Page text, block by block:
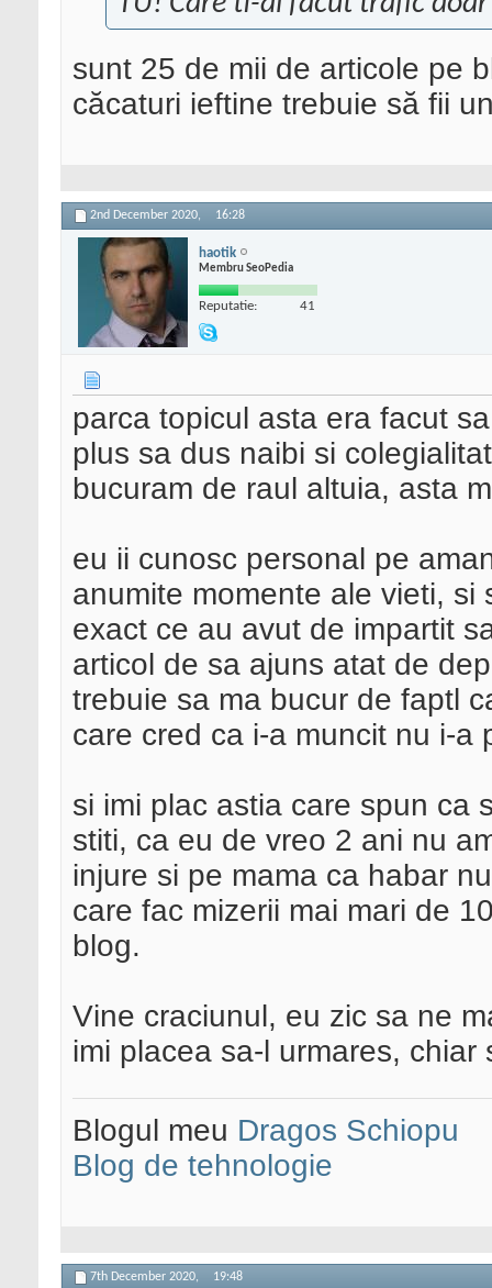
sunt 25 de mii de articole pe
căcaturi ieftine trebuie să fii
2nd December 2020, 16:28
haotik
Membru SeoPedia
Reputatie: 41
parca topicul asta era facut
plus sa dus naibi si
bucuram de raul altuia, asta
eu ii cunosc personal pe
anumite momente ale vieti,
exact ce au avut de impartit
articol de sa ajuns atat de
trebuie sa ma bucur de faptl
care cred ca i-a muncit nu i-a
si imi plac astia care spun ca
stiti, ca eu de vreo 2 ani nu
injure si pe mama ca habar
care fac mizerii mai mari de
blog.
Vine craciunul, eu zic sa ne
imi placea sa-l urmares,
Blogul meu Dragos Schiopu
Blog de tehnologie
7th December 2020, 19:48